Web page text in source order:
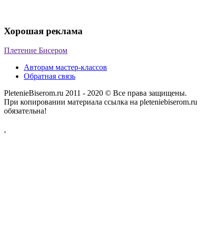
Хорошая реклама
Плетение Бисером
Авторам мастер-классов
Обратная связь
PletenieBiserom.ru 2011 - 2020 © Все права защищены.
При копировании материала ссылка на pleteniebiserom.ru
обязательна!
,